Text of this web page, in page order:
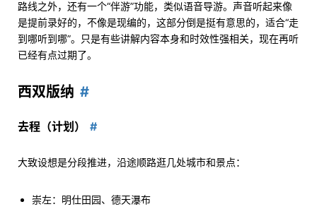
路线之外，还有一个“伴游”功能，类似语音导游。声音听起来像
是提前录好的，不像是现编的，这部分倒是挺有意思的，适合“走
到哪听到哪”。只是有些讲解内容本身和时效性强相关，现在再听
已经有点过期了。
西双版纳
去程（计划）
大致设想是分段推进，沿途顺路逛几处城市和景点：
崇左：明仕田园、德天瀑布